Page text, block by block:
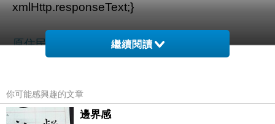
xmlHttp.responseText;}
原住民土地貸款 var theUrl = '';
記者蔡宜芳 花旗債務協商
繼續閱讀
你可能感興趣的文章
邊界感